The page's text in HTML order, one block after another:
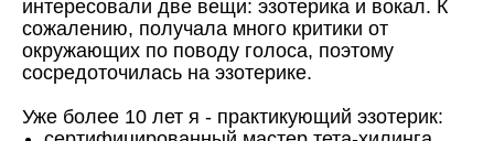
интересовали две вещи: эзотерика и вокал. К
сожалению, получала много критики от
окружающих по поводу голоса, поэтому
сосредоточилась на эзотерике.
Уже более 10 лет я - практикующий эзотерик: